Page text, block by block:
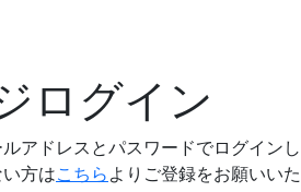
ログイン
アドレスとパスワードでログイン
方はこちらよりご登録をお願いい